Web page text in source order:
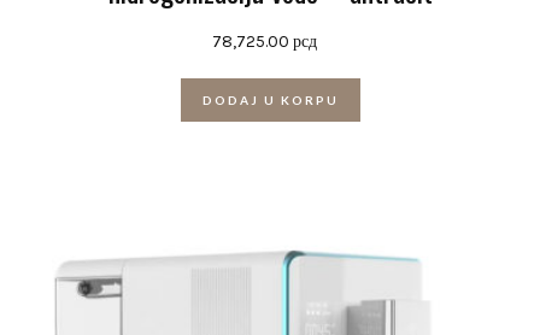
78,725.00 рсд
DODAJ U KORPU